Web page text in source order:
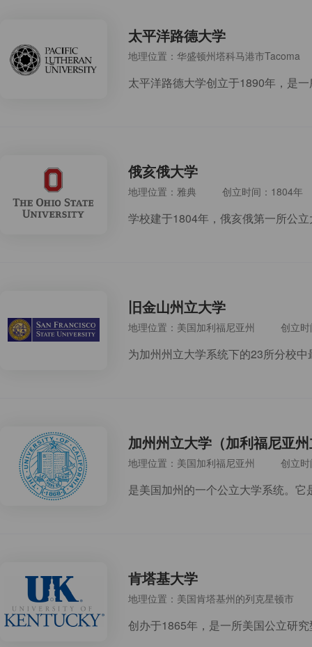
太平洋路德大学
地理位置：华盛顿州塔科马港市Tacoma
太平洋路德大学创立于1890年，是
俄亥俄大学
地理位置：雅典 创立时间：1804年
旧金山州立大学
地理位置：美国加利福尼亚州 创立
加州州立大学（加利福尼亚
地理位置：美国加利福尼亚州 创立
肯塔基大学
地理位置：美国肯塔基州的列克星顿市